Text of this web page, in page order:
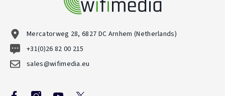
Mercatorweg 28, 6827 DC Arnhem (Netherlands)
+31(0)26 82 00 215
sales@wifimedia.eu